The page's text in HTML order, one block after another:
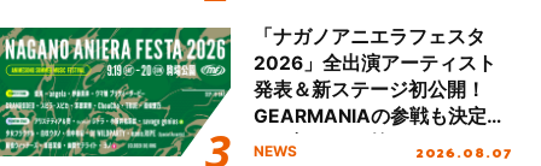
「ナガノアニエラフェスタ
2026」全出演アーティスト
発表＆新ステージ初公開！
GEARMANIAの参戦も決定
し、初となる第3ステージの
NEWS 2026.08.07